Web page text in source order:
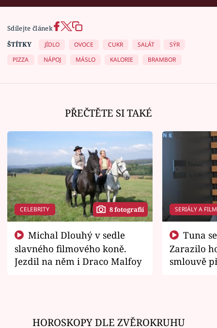
Sdílejte článek
ŠTÍTKY
JÍDLO OVOCE CUKR SALÁT
SÝR
PIZZA
NÁPOJ MÁSLO KALORIE BRAMBOR
PŘEČTĚTE SI TAKÉ
CELEBRITY 8 fotografií
slavného filmového koně.
Jezdil na něm i Draco Malfoy
SERIÁLY A
Zarazilo
smlouvě
HOROSKOPY DLE ZVĚROKRUHU